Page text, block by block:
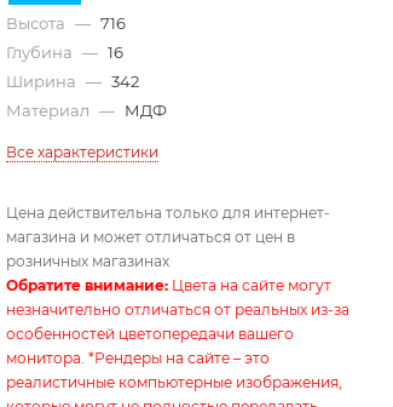
Высота — 716
Глубина — 16
Ширина — 342
Материал — МДФ
Все характеристики
Цена действительна только для интернет-
магазина и может отличаться от цен в
розничных магазинах
Обратите внимание: Цвета на сайте могут
незначительно отличаться от реальных из-за
особенностей цветопередачи вашего
монитора. *Рендеры на сайте – это
реалистичные компьютерные изображения,